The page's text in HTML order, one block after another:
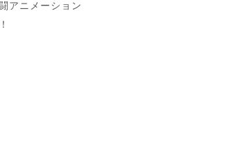
アニメーション